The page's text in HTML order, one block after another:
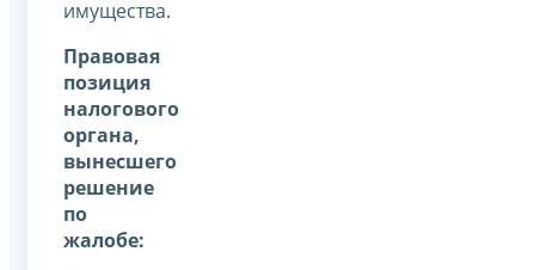
имущества.
Правовая
позиция
налогового
органа,
вынесшего
решение
по
жалобе: